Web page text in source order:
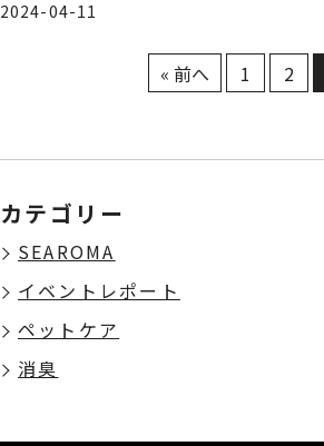
2024-04-11
稿
ビ
« 前へ 1 2
カテゴリー
SEAROMA
イベントレポート
ペットケア
消臭